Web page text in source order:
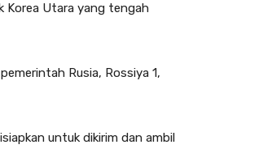
Korea Utara yang tengah
Rusia, Rossiya 1,
untuk dikirim dan ambil